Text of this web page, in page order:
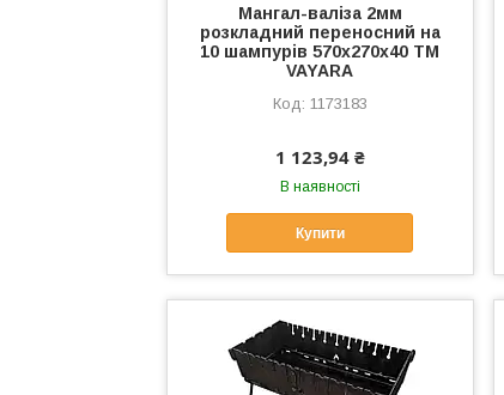
Мангал-валiза 2мм
розкладний переносний на
10 шампурів 570х270х40 ТМ
VAYARA
1173183
1 123,94 ₴
В наявності
Купити